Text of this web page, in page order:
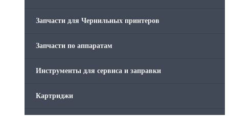
Запчасти для Чернильных принтеров
Запчасти по аппаратам
Инструменты для сервиса и заправки
Картриджи